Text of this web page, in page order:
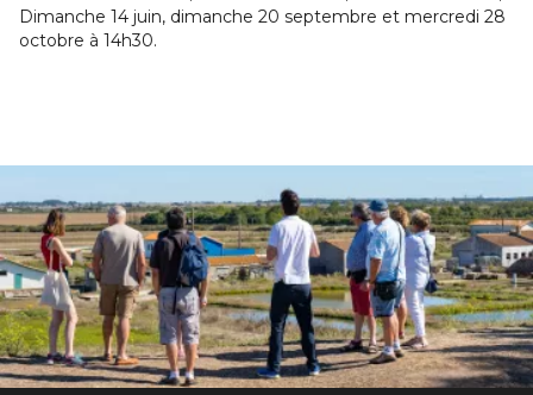
Dimanche 14 juin, dimanche 20 septembre et mercredi 28
octobre à 14h30.